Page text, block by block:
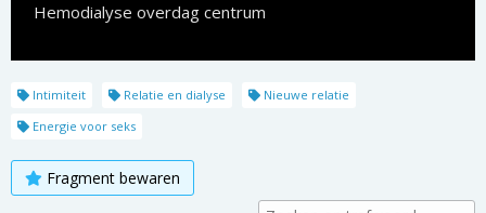
Hemodialyse overdag centrum
Intimiteit Relatie en dialyse
Nieuwe relatie
Energie voor seks
Fragment bewaren